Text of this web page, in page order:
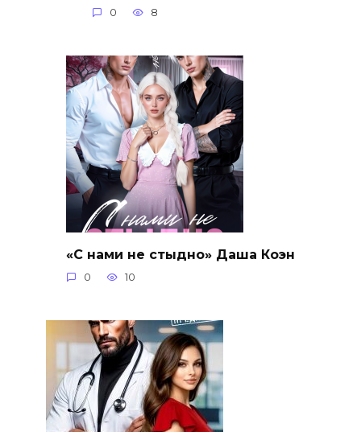
0 8
«С нами не стыдно» Даша Коэн
0 10